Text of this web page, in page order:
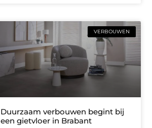
VERBOUWEN
Duurzaam verbouwen begint bij
een gietvloer in Brabant